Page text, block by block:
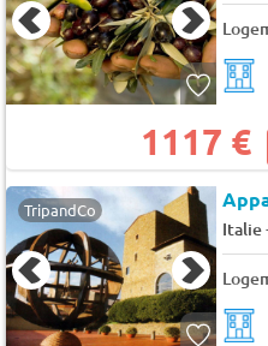
1117 €
TripandCo
Italie